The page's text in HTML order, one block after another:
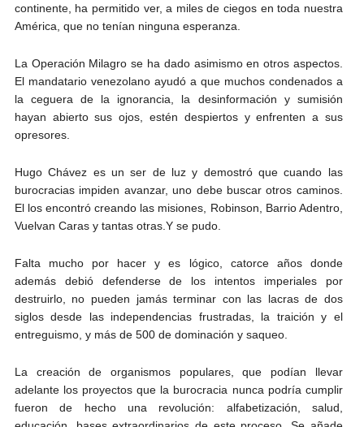
continente, ha permitido ver, a miles de ciegos en toda nuestra
América, que no tenían ninguna esperanza.
La Operación Milagro se ha dado asimismo en otros aspectos.
El mandatario venezolano ayudó a que muchos condenados a
la ceguera de la ignorancia, la desinformación y sumisión
hayan abierto sus ojos, estén despiertos y enfrenten a sus
opresores.
Hugo Chávez es un ser de luz y demostró que cuando las
burocracias impiden avanzar, uno debe buscar otros caminos.
El los encontró creando las misiones, Robinson, Barrio Adentro,
Vuelvan Caras y tantas otras.Y se pudo.
Falta mucho por hacer y es lógico, catorce años donde
además debió defenderse de los intentos imperiales por
destruirlo, no pueden jamás terminar con las lacras de dos
siglos desde las independencias frustradas, la traición y el
entreguismo, y más de 500 de dominación y saqueo.
La creación de organismos populares, que podían llevar
adelante los proyectos que la burocracia nunca podría cumplir
fueron de hecho una revolución: alfabetización, salud,